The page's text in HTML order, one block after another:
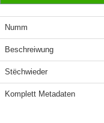
Numm
Beschreiwung
Stëchwieder
Komplett Metadaten